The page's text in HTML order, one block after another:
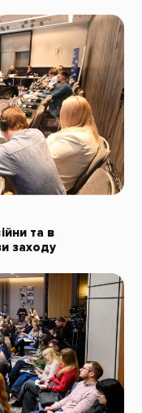
та в
заходу